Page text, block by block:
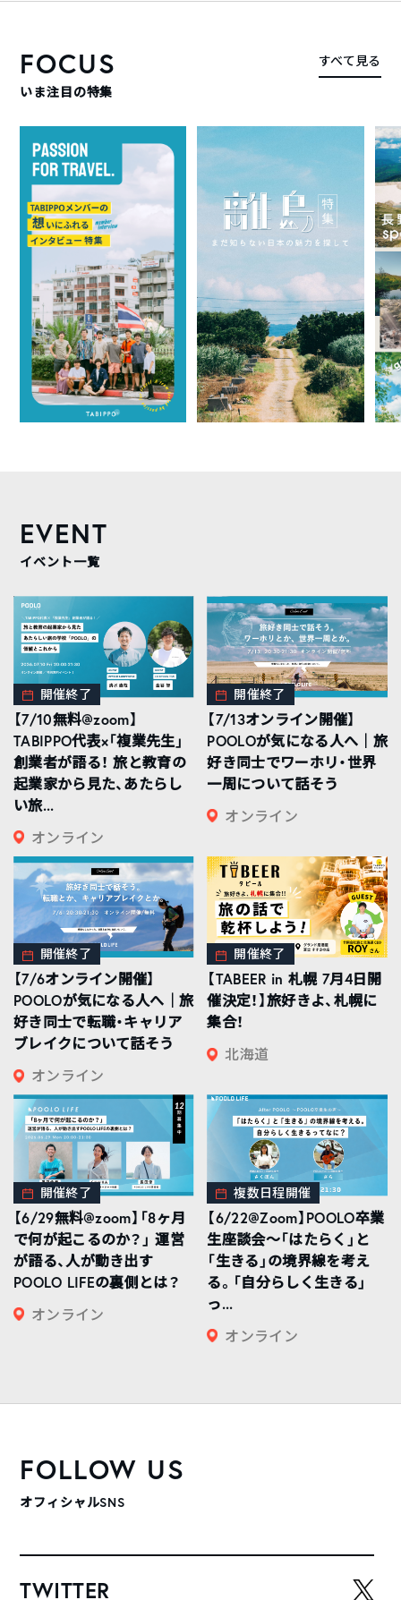
FOCUS
いま注目の特集
すべて見る
EVENT
イベント一覧
開催終了
【7/10無料@zoom】
TABIPPO代表×「複業先生」
創業者が語る！ 旅と教育の
起業家から見た、あたらし
い旅...
オンライン
開催終了
【7/13オンライン開催】
POOLOが気になる人へ｜旅
好き同士でワーホリ・世界
一周について話そう
オンライン
開催終了
【7/6オンライン開催】
POOLOが気になる人へ｜旅
好き同士で転職・キャリア
ブレイクについて話そう
オンライン
開催終了
【TABEER in 札幌 7月4日開
催決定！】旅好きよ、札幌に
集合！
北海道
開催終了
【6/29無料@zoom】「8ヶ月
で何が起こるのか？」 運営
が語る、人が動き出す
POOLO LIFEの裏側とは？
オンライン
複数日程開催
【6/22@Zoom】POOLO卒業
生座談会〜「はたらく」と
「生きる」の境界線を考え
る。「自分らしく生きる」
っ...
オンライン
FOLLOW US
オフィシャルSNS
TWITTER